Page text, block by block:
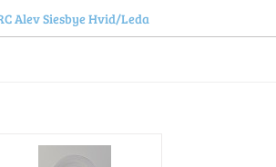
Alev Siesbye Hvid/Leda